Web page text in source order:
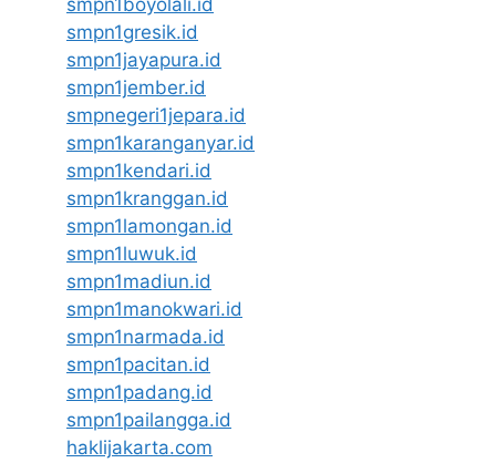
smpn1boyolali.id
smpn1gresik.id
smpn1jayapura.id
smpn1jember.id
smpnegeri1jepara.id
smpn1karanganyar.id
smpn1kendari.id
smpn1kranggan.id
smpn1lamongan.id
smpn1luwuk.id
smpn1madiun.id
smpn1manokwari.id
smpn1narmada.id
smpn1pacitan.id
smpn1padang.id
smpn1pailangga.id
haklijakarta.com